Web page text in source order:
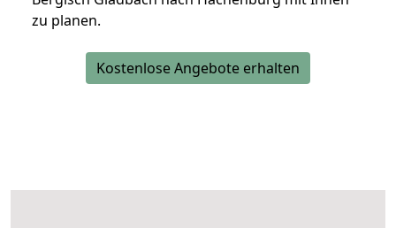
zu planen.
Kostenlose Angebote erhalten